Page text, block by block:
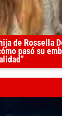
de Rossella
pasó su